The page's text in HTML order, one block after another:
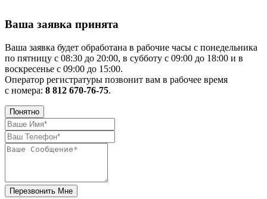
Ваша заявка принята
Ваша заявка будет обработана в рабочие часы с понедельника
по пятницу с 08:30 до 20:00, в субботу с 09:00 до 18:00 и в
воскресенье с 09:00 до 15:00.
Оператор регистратуры позвонит вам в рабочее время
с номера: 8 812 670-76-75.
Понятно
Перезвонить Мне